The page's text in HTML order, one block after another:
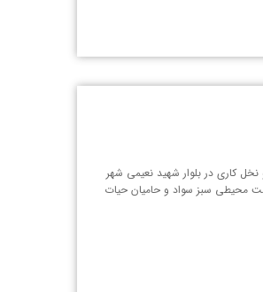
کاری در بلوار شهید نعیمی شهر
محیطی سبز سواد و حامیان حیات